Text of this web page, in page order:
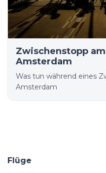
Zwischenstopp
Amsterdam
Was tun während eines
Amsterdam
Flüge